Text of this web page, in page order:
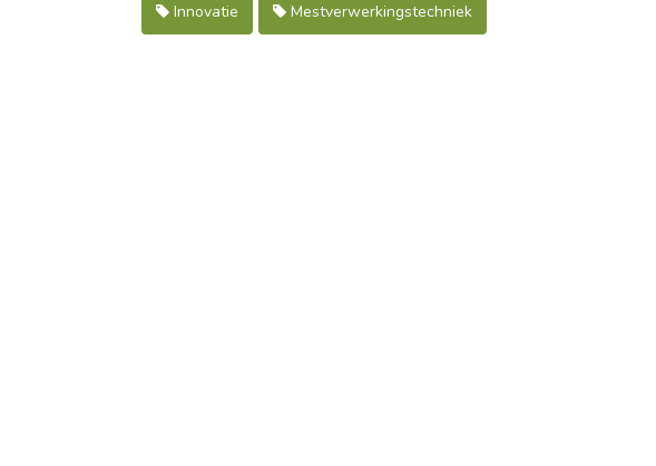
Innovatie Mestverwerkingstechniek